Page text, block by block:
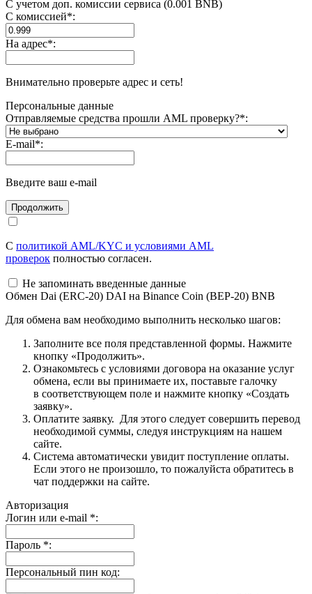
С учетом доп. комиссии сервиса (0.001 BNB)
С комиссией*:
На адрес*:
Внимательно проверьте адрес и сеть!
Персональные данные
Отправляемые средства прошли AML проверку?*:
E-mail*:
Введите ваш e-mail
С политикой AML/KYC и условиями AML
проверок полностью согласен.
Не запоминать введенные данные
Обмен Dai (ERC-20) DAI на Binance Coin (BEP-20) BNB
Для обмена вам необходимо выполнить несколько шагов:
Заполните все поля представленной формы. Нажмите
кнопку «Продолжить».
Ознакомьтесь с условиями договора на оказание услуг
обмена, если вы принимаете их, поставьте галочку
в соответствующем поле и нажмите кнопку «Создать
заявку».
Оплатите заявку. Для этого следует совершить перевод
необходимой суммы, следуя инструкциям на нашем
сайте.
Система автоматически увидит поступление оплаты.
Если этого не произошло, то пожалуйста обратитесь в
чат поддержки на сайте.
Авторизация
Логин или e-mail *:
Пароль *:
Персональный пин код: